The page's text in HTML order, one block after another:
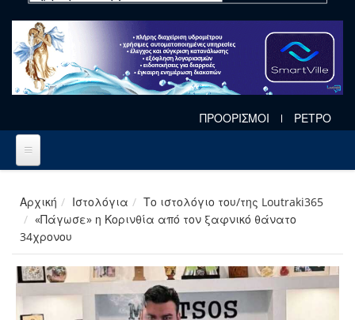
ΠΡΟΟΡΙΣΜΟΙ ΡΕΤΡΟ
Αρχική Ιστολόγια
Το ιστολόγιο του/της Loutraki365
«Πάγωσε» η Κορινθία από τον ξαφνικό θάνατο
34χρονου